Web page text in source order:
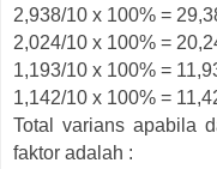
2,938/10 x 100% =
2,024/10 x 100% =
1,193/10 x 100% =
1,142/10 x 100% =
Total varians apabila
faktor adalah :